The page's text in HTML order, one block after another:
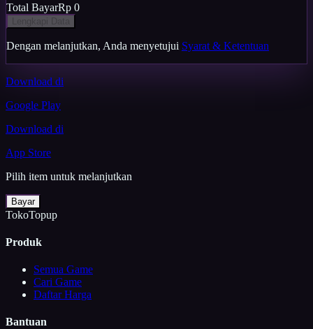
Total BayarRp 0
Dengan melanjutkan, Anda menyetujui Syarat & Ketentuan
Download di
Google Play
Download di
App Store
Pilih item untuk melanjutkan
Bayar
TokoTopup
Produk
Semua Game
Cari Game
Daftar Harga
Bantuan